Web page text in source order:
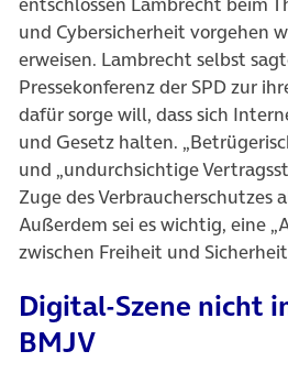
und Cybersicherheit vorgehen
erweisen. Lambrecht selbst
Pressekonferenz der SPD zur
dafür sorge will, dass sich
und Gesetz halten.
und „undurchsichtige
Zuge des Verbraucherschutzes
Außerdem sei es wichtig, eine
zwischen Freiheit und
Digital-Szene nicht
BMJV